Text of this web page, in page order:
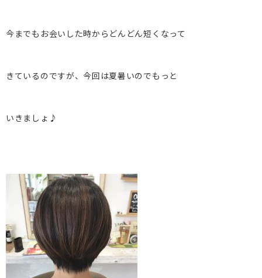
今までもお会いした時からどんどん短くなって
きているのですが、今回は夏暑いのでもっと
いきましょ♪